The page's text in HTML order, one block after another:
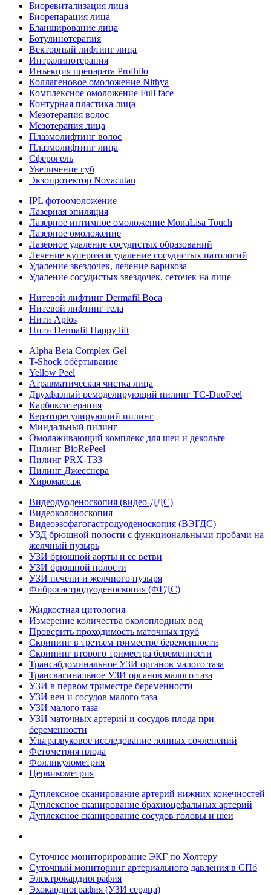
Биоревитализация лица
Биорепарация лица
Бланширование лица
Ботулинотерапия
Векторный лифтинг лица
Интралипотерапия
Инъекция препарата Profhilo
Коллагеновое омоложение Nithya
Комплексное омоложение Full face
Контурная пластика лица
Мезотерапия волос
Мезотерапия лица
Плазмолифтинг волос
Плазмолифтинг лица
Сферогель
Увеличение губ
Экзопротектор Novacutan
IPL фотоомоложение
Лазерная эпиляция
Лазерное интимное омоложение MonaLisa Touch
Лазерное омоложение
Лазерное удаление сосудистых образований
Лечение купероза и удаление сосудистых патологий
Удаление звездочек, лечение варикоза
Удаление сосудистых звездочек, сеточек на лице
Нитевой лифтинг Dermafil Boca
Нитевой лифтинг тела
Нити Aptos
Нити Dermafil Happy lift
Alpha Beta Complex Gel
T-Shock обёртывание
Yellow Peel
Атравматическая чистка лица
Двухфазный ремоделирующий пилинг TC-DuoPeel
Карбокситерапия
Кераторегулирующий пилинг
Миндальный пилинг
Омолаживающий комплекс для шеи и декольте
Пилинг BioRePeel
Пилинг PRX-T33
Пилинг Джесснера
Хиромассаж
Видеодуоденоскопия (видео-ДДС)
Видеоколоноскопия
Видеоэзофагогастродуоденоскопия (ВЭГДС)
УЗД брюшной полости с функциональными пробами на
желчный пузырь
УЗИ брюшной аорты и ее ветви
УЗИ брюшной полости
УЗИ печени и желчного пузыря
Фиброгастродуоденоскопия (ФГДС)
Жидкостная цитология
Измерение количества околоплодных вод
Проверить проходимость маточных труб
Скрининг в третьем триместре беременности
Скрининг второго триместра беременности
Трансабдоминальное УЗИ органов малого таза
Трансвагинальное УЗИ органов малого таза
УЗИ в первом триместре беременности
УЗИ вен и сосудов малого таза
УЗИ малого таза
УЗИ маточных артерий и сосудов плода при
беременности
Ультразвуковое исследование лонных сочленений
Фетометрия плода
Фолликулометрия
Цервикометрия
Дуплексное сканирование артерий нижних конечностей
Дуплексное сканирование брахиоцефальных артерий
Дуплексное сканирование сосудов головы и шеи
Суточное мониторирование ЭКГ по Холтеру
Суточный мониторинг артериального давления в СПб
Электрокардиография
Эхокардиография (УЗИ сердца)